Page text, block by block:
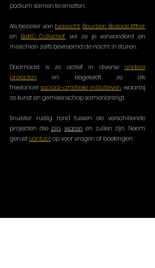
podium samen te smelten.
Als bezieler van Evawicht, Bourbon Ballads Affair
en BektÚ Collectief, wil ze je verwonderd en
misschien zelfs bevreemd de nacht in sturen.
Daarnaast is ze actief in diverse andere
projecten en begeleidt ze als
freelancersociaal-artistieke initiatieven, waarbij
ze kunst en gemeenschap samenbrengt.
Snuister rustig rond tussen de verschillende
projecten die zijn, waren en zullen zijn. Neem
gerustcontactop voor vragen of boekingen.